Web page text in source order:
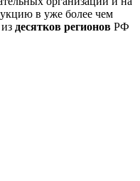
в уже более чем
десятков регионов РФ